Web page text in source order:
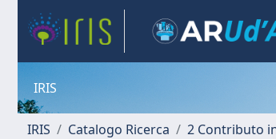
IRIS
IRIS Catalogo Ricerca 2 Contributo